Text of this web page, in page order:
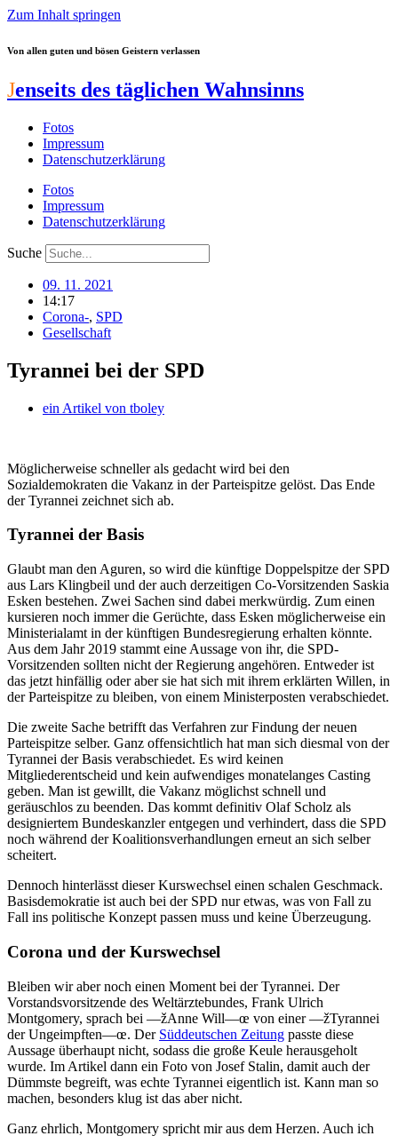
Zum Inhalt springen
Von allen guten und bösen Geistern verlassen
Jenseits des täglichen Wahnsinns
Fotos
Impressum
Datenschutzerklärung
Fotos
Impressum
Datenschutzerklärung
Suche
09. 11. 2021
14:17
Corona-, SPD
Gesellschaft
Tyrannei bei der SPD
ein Artikel von tboley
Möglicherweise schneller als gedacht wird bei den
Sozialdemokraten die Vakanz in der Parteispitze gelöst. Das Ende
der Tyrannei zeichnet sich ab.
Tyrannei der Basis
Glaubt man den Aguren, so wird die künftige Doppelspitze der SPD
aus Lars Klingbeil und der auch derzeitigen Co-Vorsitzenden Saskia
Esken bestehen. Zwei Sachen sind dabei merkwürdig. Zum einen
kursieren noch immer die Gerüchte, dass Esken möglicherweise ein
Ministerialamt in der künftigen Bundesregierung erhalten könnte.
Aus dem Jahr 2019 stammt eine Aussage von ihr, die SPD-
Vorsitzenden sollten nicht der Regierung angehören. Entweder ist
das jetzt hinfällig oder aber sie hat sich mit ihrem erklärten Willen, in
der Parteispitze zu bleiben, von einem Ministerposten verabschiedet.
Die zweite Sache betrifft das Verfahren zur Findung der neuen
Parteispitze selber. Ganz offensichtlich hat man sich diesmal von der
Tyrannei der Basis verabschiedet. Es wird keinen
Mitgliederentscheid und kein aufwendiges monatelanges Casting
geben. Man ist gewillt, die Vakanz möglichst schnell und
geräuschlos zu beenden. Das kommt definitiv Olaf Scholz als
designiertem Bundeskanzler entgegen und verhindert, dass die SPD
noch während der Koalitionsverhandlungen erneut an sich selber
scheitert.
Dennoch hinterlässt dieser Kurswechsel einen schalen Geschmack.
Basisdemokratie ist auch bei der SPD nur etwas, was von Fall zu
Fall ins politische Konzept passen muss und keine Überzeugung.
Corona und der Kurswechsel
Bleiben wir aber noch einen Moment bei der Tyrannei. Der
Vorstandsvorsitzende des Weltärztebundes, Frank Ulrich
Montgomery, sprach bei —žAnne Will—œ von einer —žTyrannei
der Ungeimpften—œ. Der Süddeutschen Zeitung passte diese
Aussage überhaupt nicht, sodass die große Keule herausgeholt
wurde. Im Artikel dann ein Foto von Josef Stalin, damit auch der
Dümmste begreift, was echte Tyrannei eigentlich ist. Kann man so
machen, besonders klug ist das aber nicht.
Ganz ehrlich, Montgomery spricht mir aus dem Herzen. Auch ich